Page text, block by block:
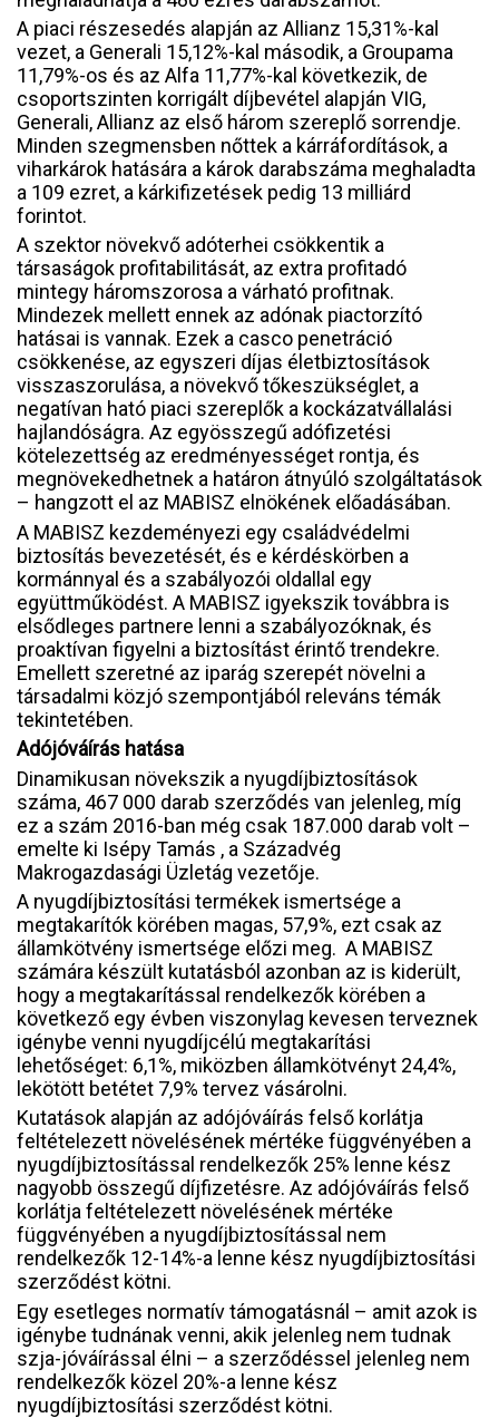
A piaci részesedés alapján az Allianz 15,31%-kal
vezet, a Generali 15,12%-kal második, a Groupama
11,79%-os és az Alfa 11,77%-kal következik, de
csoportszinten korrigált díjbevétel alapján VIG,
Generali, Allianz az első három szereplő sorrendje.
Minden szegmensben nőttek a kárráfordítások, a
viharkárok hatására a károk darabszáma meghaladta
a 109 ezret, a kárkifizetések pedig 13 milliárd
forintot.
A szektor növekvő adóterhei csökkentik a
társaságok profitabilitását, az extra profitadó
mintegy háromszorosa a várható profitnak.
Mindezek mellett ennek az adónak piactorzító
hatásai is vannak. Ezek a casco penetráció
csökkenése, az egyszeri díjas életbiztosítások
visszaszorulása, a növekvő tőkeszükséglet, a
negatívan ható piaci szereplők a kockázatvállalási
hajlandóságra. Az egyösszegű adófizetési
kötelezettség az eredményességet rontja, és
megnövekedhetnek a határon átnyúló szolgáltatások
– hangzott el az MABISZ elnökének előadásában.
A MABISZ kezdeményezi egy családvédelmi
biztosítás bevezetését, és e kérdéskörben a
kormánnyal és a szabályozói oldallal egy
együttműködést. A MABISZ igyekszik továbbra is
elsődleges partnere lenni a szabályozóknak, és
proaktívan figyelni a biztosítást érintő trendekre.
Emellett szeretné az iparág szerepét növelni a
társadalmi közjó szempontjából releváns témák
tekintetében.
Adójóváírás hatása
Dinamikusan növekszik a nyugdíjbiztosítások
száma, 467 000 darab szerződés van jelenleg, míg
ez a szám 2016-ban még csak 187.000 darab volt –
emelte ki Isépy Tamás , a Századvég
Makrogazdasági Üzletág vezetője.
A nyugdíjbiztosítási termékek ismertsége a
megtakarítók körében magas, 57,9%, ezt csak az
államkötvény ismertsége előzi meg. A MABISZ
számára készült kutatásból azonban az is kiderült,
hogy a megtakarítással rendelkezők körében a
következő egy évben viszonylag kevesen terveznek
igénybe venni nyugdíjcélú megtakarítási
lehetőséget: 6,1%, miközben államkötvényt 24,4%,
lekötött betétet 7,9% tervez vásárolni.
Kutatások alapján az adójóváírás felső korlátja
feltételezett növelésének mértéke függvényében a
nyugdíjbiztosítással rendelkezők 25% lenne kész
nagyobb összegű díjfizetésre. Az adójóváírás felső
korlátja feltételezett növelésének mértéke
függvényében a nyugdíjbiztosítással nem
rendelkezők 12-14%-a lenne kész nyugdíjbiztosítási
szerződést kötni.
Egy esetleges normatív támogatásnál – amit azok is
igénybe tudnának venni, akik jelenleg nem tudnak
szja-jóváírással élni – a szerződéssel jelenleg nem
rendelkezők közel 20%-a lenne kész
nyugdíjbiztosítási szerződést kötni.